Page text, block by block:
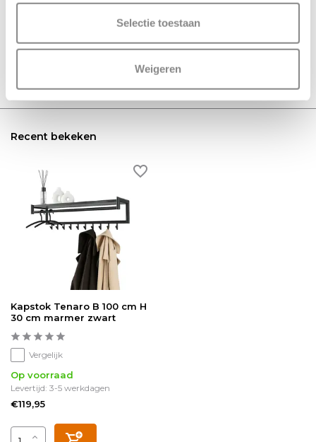
Selectie toestaan
Weigeren
0/5 Based on 0 reviews
Recent bekeken
Kapstok Tenaro B 100 cm H
30 cm marmer zwart
Vergelijk
Op voorraad
Levertijd: 3-5 werkdagen
€119,95